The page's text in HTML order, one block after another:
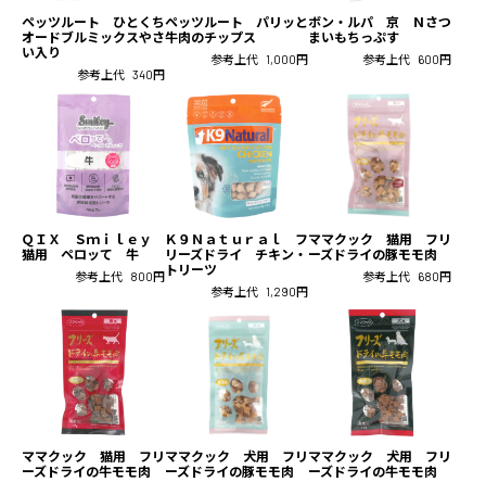
ペッツルート ひとくち
オードブルミックスやさ
い入り
参考上代 340円
ペッツルート パリッと
牛肉のチップス
参考上代 1,000円
ボン・ルパ 京 Ｎさつ
まいもちっぷす
参考上代 600円
ＱＩＸ Ｓｍｉｌｅｙ
猫用 ペロッて 牛
参考上代 800円
Ｋ９Ｎａｔｕｒａｌ フ
リーズドライ チキン・
トリーツ
参考上代 1,290円
ママクック 猫用 フリ
ーズドライの豚モモ肉
参考上代 680円
ママクック 猫用 フリ
ーズドライの牛モモ肉
ママクック 犬用 フリ
ーズドライの豚モモ肉
ママクック 犬用 フリ
ーズドライの牛モモ肉